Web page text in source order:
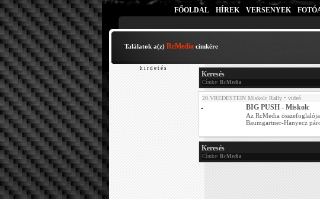
FŐOLDAL HÍREK VERSENYEK
Találatok a(z) RcMediacímkére
h i r d e t é s
Keresés
Címke: RcMedia
20.VREDESTEIN Miskolc Rally • videó
BIG PUSH - Miskolc
Az RcMedia
Baumgartner-Hanyecz
Keresés
Címke: RcMedia